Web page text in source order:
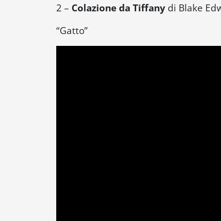
2 – Colazione da Tiffany di Blake
“Gatto”